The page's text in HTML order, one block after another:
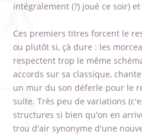
intégralement (?) joué ce soir)
Ces premiers titres forcent le
ou plutôt si, çà dure : les
respectent trop le même
accords sur sa classique,
un mur du son déferle pour le
suite. Très peu de variations
structures si bien qu'on en
trou d'air synonyme d'une